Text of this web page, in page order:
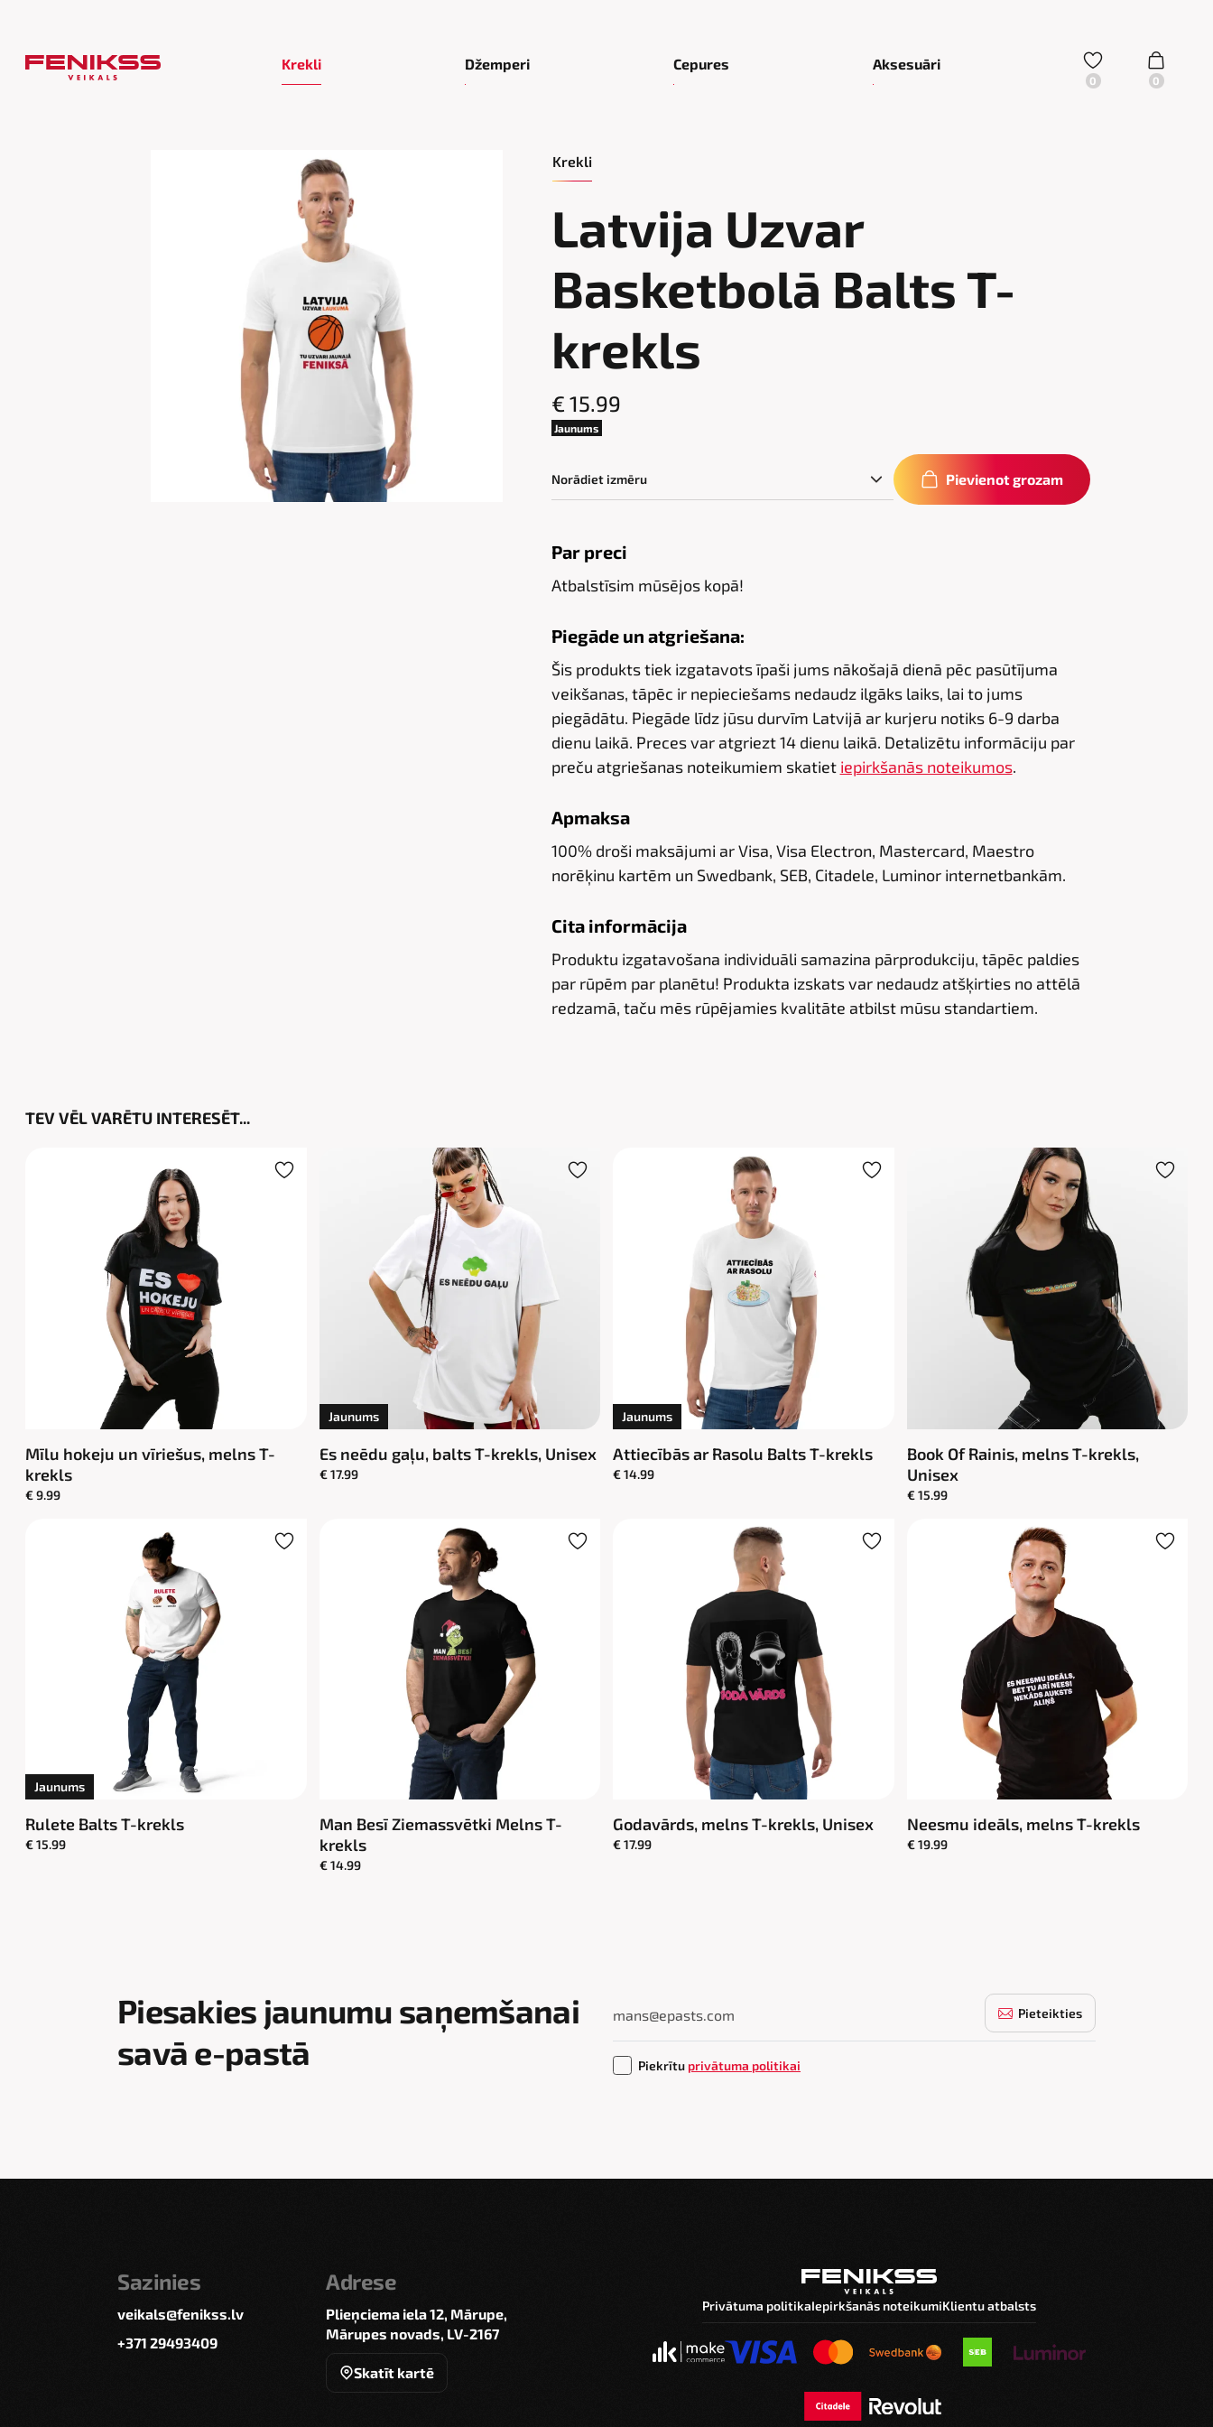
Krekli Džemperi Cepures Aksesuāri
Krekli
Latvija Uzvar
Basketbolā Balts T-
krekls
€ 15.99
Jaunums
Pievienot grozam
Par preci
Atbalstīsim mūsējos kopā!
Piegāde un atgriešana:
Šis produkts tiek izgatavots īpaši jums nākošajā dienā pēc pasūtījuma
veikšanas, tāpēc ir nepieciešams nedaudz ilgāks laiks, lai to jums
piegādātu. Piegāde līdz jūsu durvīm Latvijā ar kurjeru notiks 6-9 darba
dienu laikā. Preces var atgriezt 14 dienu laikā. Detalizētu informāciju par
preču atgriešanas noteikumiem skatiet iepirkšanās noteikumos.
Apmaksa
100% droši maksājumi ar Visa, Visa Electron, Mastercard, Maestro
norēķinu kartēm un Swedbank, SEB, Citadele, Luminor internetbankām.
Cita informācija
Produktu izgatavošana individuāli samazina pārprodukciju, tāpēc paldies
par rūpēm par planētu! Produkta izskats var nedaudz atšķirties no attēlā
redzamā, taču mēs rūpējamies kvalitāte atbilst mūsu standartiem.
TEV VĒL VARĒTU INTERESĒT...
Mīlu hokeju un vīriešus, melns T-
krekls
€ 9.99
Jaunums
Es neēdu gaļu, balts T-krekls, Unisex
€ 17.99
Jaunums
Attiecībās ar Rasolu Balts T-krekls
€ 14.99
Book Of Rainis, melns T-krekls,
Unisex
€ 15.99
Jaunums
Rulete Balts T-krekls
€ 15.99
Man Besī Ziemassvētki Melns T-
krekls
€ 14.99
Godavārds, melns T-krekls, Unisex
€ 17.99
Neesmu ideāls, melns T-krekls
€ 19.99
Piesakies jaunumu saņemšanai
savā e-pastā
Pieteikties
Piekrītu privātuma politikai
Sazinies
veikals@fenikss.lv
+371 29493409
Adrese
Plieņciema iela 12, Mārupe,
Mārupes novads, LV-2167
Skatīt kartē
Privātuma politikaIepirkšanās noteikumiKlientu atbalsts